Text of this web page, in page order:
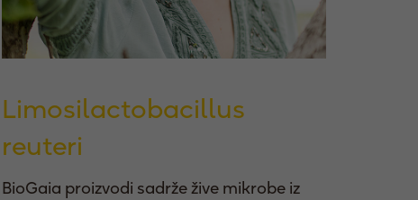
Limosilactobacillus
reuteri
BioGaia proizvodi sadrže žive mikrobe iz